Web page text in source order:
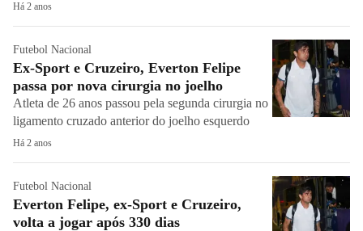
Há 2 anos
Futebol Nacional
Ex-Sport e Cruzeiro, Everton Felipe
passa por nova cirurgia no joelho
Atleta de 26 anos passou pela segunda cirurgia no
ligamento cruzado anterior do joelho esquerdo
Há 2 anos
Futebol Nacional
Everton Felipe, ex-Sport e Cruzeiro,
volta a jogar após 330 dias